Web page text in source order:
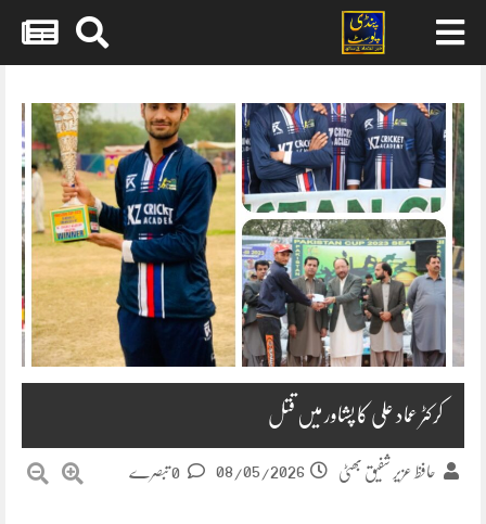
content
کرکٹر عماد علی کا پشاور میں قتل
حافظ عزیر شفیق بھٹی 08/05/2026